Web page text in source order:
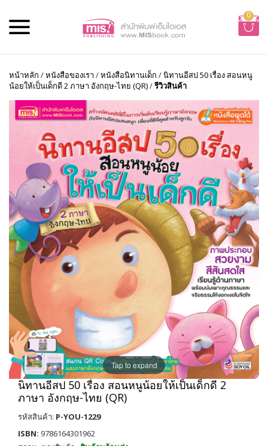
0
หน้าหลัก /หนังสือของเรา /หนังสือนิทานเด็ก /นิทานอีสป 50 เรื่อง สอนหนู
น้อยให้เป็นเด็กดี 2 ภาษา อังกฤษ-ไทย (QR)/รีวิวสินค้า
Tap to expand
นิทานอีสป 50 เรื่อง สอนหนูน้อยให้เป็นเด็กดี 2
ภาษา อังกฤษ-ไทย (QR)
รหัสสินค้า: P-YOU-1229
ISBN: 9786164301962